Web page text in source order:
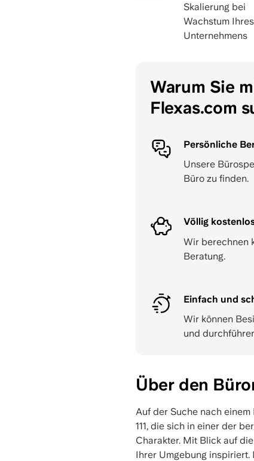
Skalierung bei
Wachstum Ihres
Unternehmens
Warum Sie
Flexas.com
Persönliche
Unsere
Büro zu finden.
Völlig
Wir berechnen
Beratung.
Einfach und
Wir können
und
Über den
Auf der Suche nach
111, die sich in einer der
Charakter. Mit Blick auf
Ihrer Umgebung